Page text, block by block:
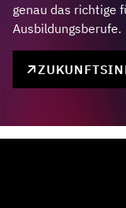
genau das richtige
Ausbildungsberufe.